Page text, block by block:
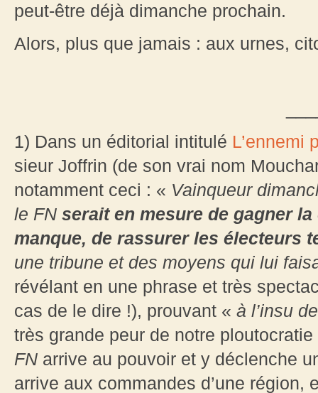
peut-être déjà dimanche prochain.
Alors, plus que jamais : aux urnes,
1) Dans un éditorial intitulé L’ennemi
sieur Joffrin (de son vrai nom
notamment ceci : « Vainqueur
le FN serait en mesure de gagner
manque, de rassurer les électeurs
une tribune et des moyens qui lui
révélant en une phrase et très
cas de le dire !), prouvant « à l’insu
très grande peur de notre
FN arrive au pouvoir et y déclenche
arrive aux commandes d’une région,